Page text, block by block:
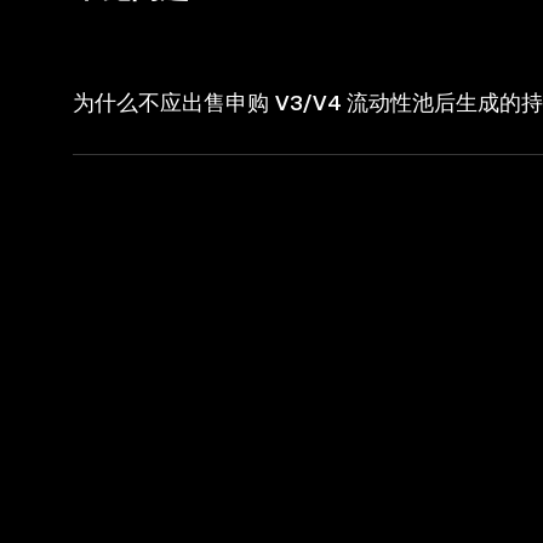
为什么不应出售申购 V3/V4 流动性池后生成的持